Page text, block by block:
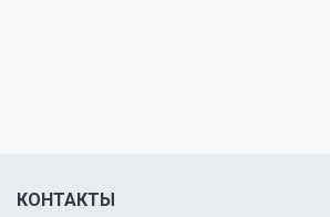
КОНТАКТЫ